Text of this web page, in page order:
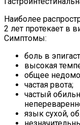
Наиболее
2 лет протекает в
Симптомы:
боль в
высокая
общее
частая рвота;
частый
язык сухой,